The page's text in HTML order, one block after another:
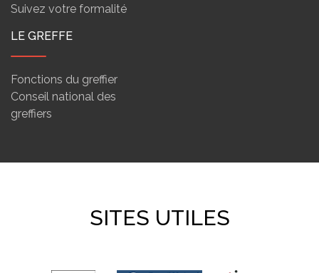
Suivez votre formalité
LE GREFFE
Fonctions du greffier
Conseil national des
greffiers
SITES UTILES